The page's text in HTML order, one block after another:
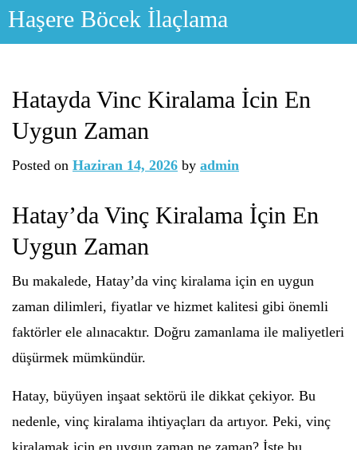
Skip
Haşere Böcek İlaçlama
Hatayda Vinc Kiralama İcin En
Uygun Zaman
Posted on Haziran 14, 2026 by admin
Hatay’da Vinç Kiralama İçin En
Uygun Zaman
Bu makalede, Hatay’da vinç kiralama için en uygun
zaman dilimleri, fiyatlar ve hizmet kalitesi gibi önemli
faktörler ele alınacaktır. Doğru zamanlama ile maliyetleri
düşürmek mümkündür.
Hatay, büyüyen inşaat sektörü ile dikkat çekiyor. Bu
nedenle, vinç kiralama ihtiyaçları da artıyor. Peki, vinç
kiralamak için en uygun zaman ne zaman? İşte bu